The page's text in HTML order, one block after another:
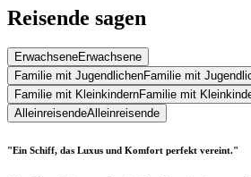
Reisende sagen
ErwachseneErwachsene
Familie mit JugendlichenFamilie mit
Familie mit KleinkindernFamilie mit
AlleinreisendeAlleinreisende
"Ein Schiff, das Luxus und Komfort perfekt vereint."